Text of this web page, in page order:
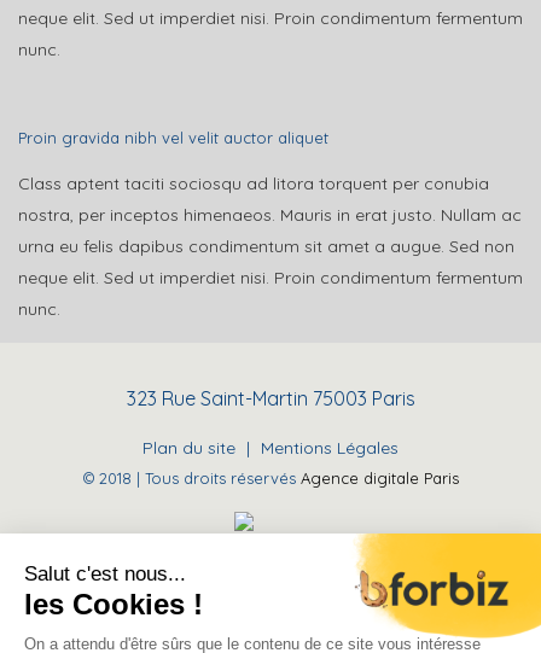
neque elit. Sed ut imperdiet nisi. Proin condimentum fermentum
nunc.
Proin gravida nibh vel velit auctor aliquet
Class aptent taciti sociosqu ad litora torquent per conubia
nostra, per inceptos himenaeos. Mauris in erat justo. Nullam ac
urna eu felis dapibus condimentum sit amet a augue. Sed non
neque elit. Sed ut imperdiet nisi. Proin condimentum fermentum
nunc.
323 Rue Saint-Martin 75003 Paris
Plan du site | Mentions Légales
© 2018 | Tous droits réservés Agence digitale Paris